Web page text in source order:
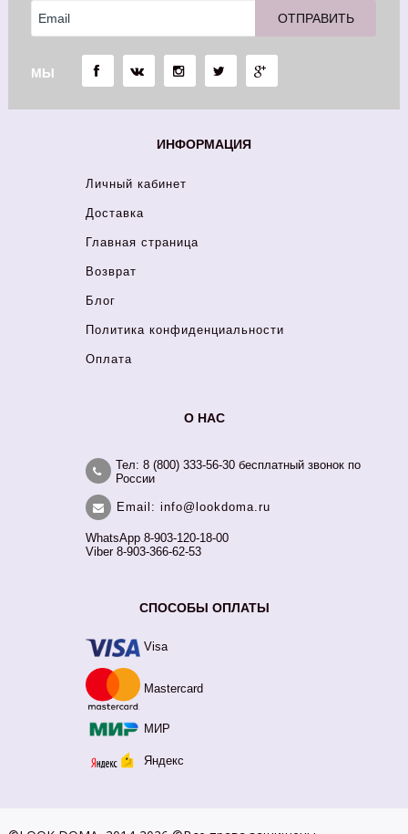
МЫ
ИНФОРМАЦИЯ
Личный кабинет
Доставка
Главная страница
Возврат
Блог
Политика конфиденциальности
Оплата
О НАС
Тел: 8 (800) 333-56-30 бесплатный звонок по
России
Email: info@lookdoma.ru
WhatsApp 8-903-120-18-00
Viber 8-903-366-62-53
СПОСОБЫ ОПЛАТЫ
Visa
Mastercard
МИР
Яндекс